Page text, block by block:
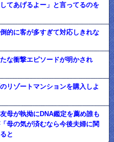
てあげるよー」と言ってるのを
的に客が多すぎて対応しきれな
な衝撃エピソードが明かされ
リゾートマンションを購入しよ
母が執拗にDNA鑑定を薦め誰も
母の気が済むなら今後夫婦に関
と